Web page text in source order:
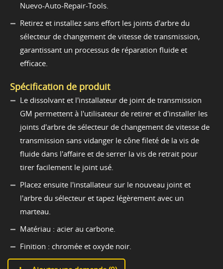
Nuevo-Auto-Repair-Tools.
Retirez et installez sans effort les joints d'arbre du
sélecteur de changement de vitesse de transmission,
garantissant un processus de réparation fluide et
efficace.
Spécification de produit
Le dissolvant et l'installateur de joint de transmission
GM permettent à l'utilisateur de retirer et d'installer les
joints d'arbre de sélecteur de changement de vitesse de
transmission sans vidanger le cône fileté de la vis de
fluide dans l'affaire et de serrer la vis de retrait pour
tirer facilement le joint usé.
Placez ensuite l'installateur sur le nouveau joint et
l'arbre du sélecteur et tapez légèrement avec un
marteau.
Matériau : acier au carbone.
Finition : chromée et oxyde noir.